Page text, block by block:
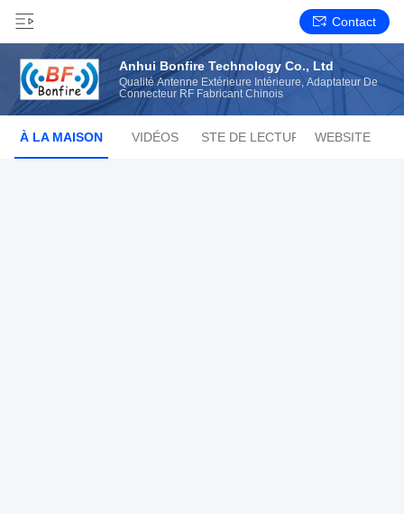
Contact
Anhui Bonfire Technology Co., Ltd
Qualité Antenne Extérieure Intérieure, Adaptateur De
Connecteur RF Fabricant Chinois
À LA MAISON VIDÉOS LISTE DE LECTURE WEBSITE